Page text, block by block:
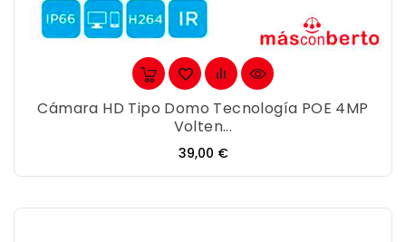
Cámara HD Tipo Domo Tecnología POE 4MP
Volten...
Precio
39,00 €